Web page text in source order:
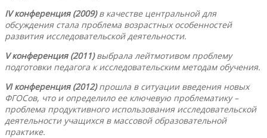
IV конференция (2009)в качестве центральной для
обсуждения стала проблема возрастных особенностей
развития исследовательской деятельности.
V конференция (2011)выбрала лейтмотивом проблему
подготовки педагога к исследовательским методам обучения.
VI конференция (2012)прошла в ситуации введения новых
ФГОСов, что и определило ее ключевую проблематику –
проблема продуктивного использования исследовательской
деятельности учащихся в массовой образовательной
практике.